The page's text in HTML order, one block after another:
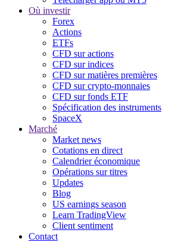
Où investir
Forex
Actions
ETFs
CFD sur actions
CFD sur indices
CFD sur matières premières
CFD sur crypto-monnaies
CFD sur fonds ETF
Spécification des instruments
SpaceX
Marché
Market news
Cotations en direct
Calendrier économique
Opérations sur titres
Updates
Blog
US earnings season
Learn TradingView
Client sentiment
Contact